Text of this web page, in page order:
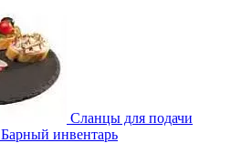
Сланцы для подачи
Барный инвентарь